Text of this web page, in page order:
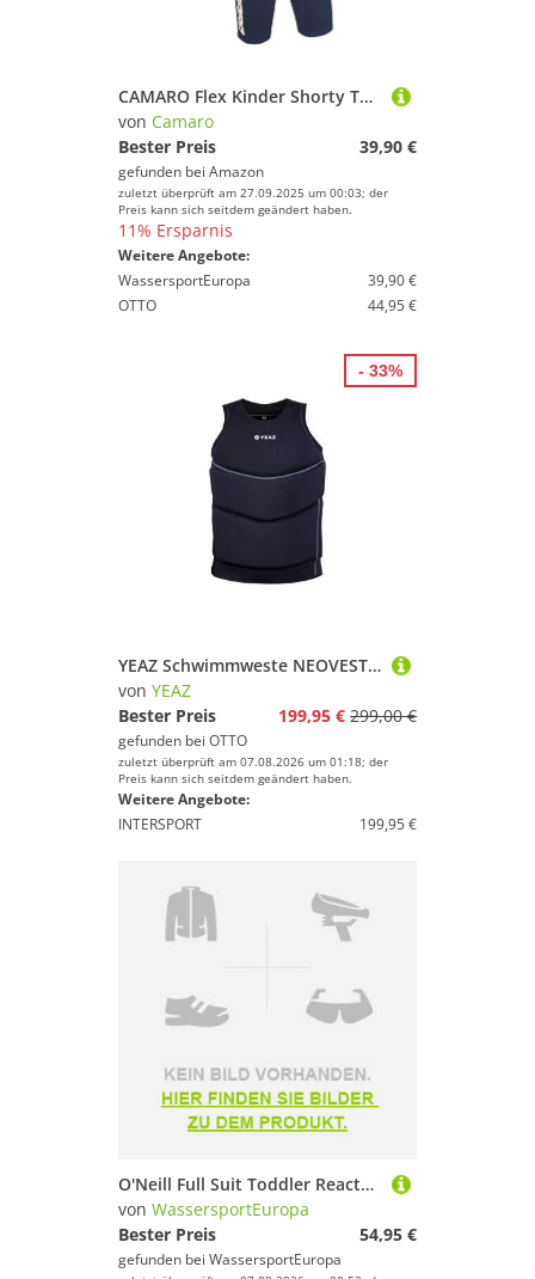
CAMARO Flex Kinder Shorty Toddler Reactor Spring Neopren Neoprenanzug Schwimmanzug Blue
von Camaro
Bester Preis
39,90 €
gefunden bei Amazon
zuletzt überprüft am 27.09.2025 um 00:03; der
Preis kann sich seitdem geändert haben.
11% Ersparnis
Weitere Angebote:
WassersportEuropa
39,90 €
OTTO
44,95 €
YEAZ Schwimmweste NEOVEST Neoprenweste, Hochwertige Neopren Weste mit 50 Newton Auftrieb
von YEAZ
Bester Preis
199,95 € 299,00 €
gefunden bei OTTO
zuletzt überprüft am 07.08.2026 um 01:18; der
Preis kann sich seitdem geändert haben.
Weitere Angebote:
INTERSPORT
199,95 €
- 33%
O'Neill Full Suit Toddler Reactor Kinder Neopren Neoprenanzug Schwimmanzug li...
von WassersportEuropa
Bester Preis
54,95 €
gefunden bei WassersportEuropa